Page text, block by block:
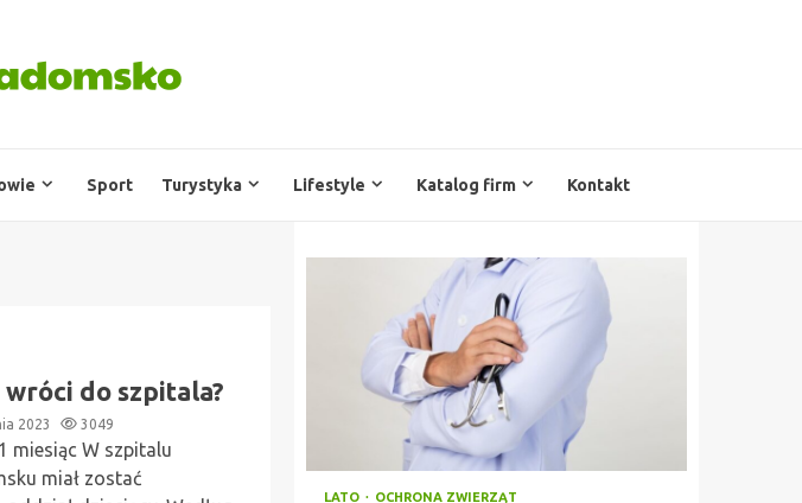
Sport Turystyka Lifestyle Katalog firm Kontakt
do szpitala?
2023 3049
miesiąc W szpitalu
miał zostać
LATO OCHRONA ZWIERZĄT